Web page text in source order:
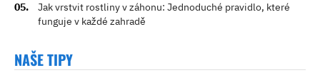
Jak vrstvit rostliny v záhonu: Jednoduché pravidlo, které
funguje v každé zahradě
NAŠE TIPY